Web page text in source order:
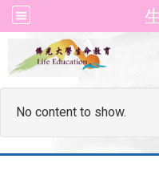
No content to show.